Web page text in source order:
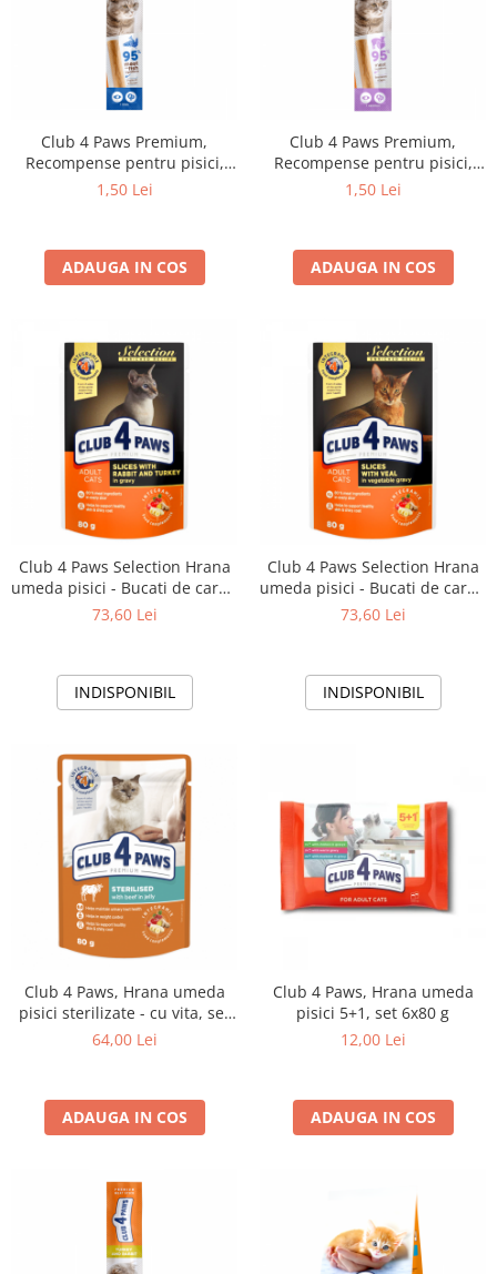
Club 4 Paws Premium,
Recompense pentru pisici,
stick cu pui si pastrav, 5g
1,50 Lei
ADAUGA IN COS
Club 4 Paws Premium,
Recompense pentru pisici,
stick Stick moale pentru pisici,
rasfatul zilnic al pisicilor
adulte si pisoilor.
Recompensa CLUB 4
1,50 Lei
ADAUGA IN COS
Club 4 Paws Selection Hrana
umeda pisici - Bucati de carne
de iepure si curcan sos, set
73,60 Lei
INDISPONIBIL
Club 4 Paws Selection Hrana
umeda pisici - Bucati de carne
de vitel in sos de legume, set
73,60 Lei
INDISPONIBIL
Club 4 Paws, Hrana umeda
pisici sterilizate - cu vita, set
24x80g
64,00 Lei
ADAUGA IN COS
Club 4 Paws, Hrana umeda
pisici 5+1, set 6x80 g
12,00 Lei
ADAUGA IN COS